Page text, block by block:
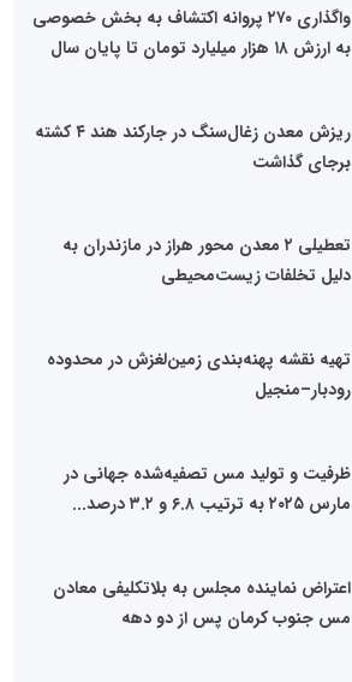
واگذاری ۲۷۰ پروانه اکتشاف به بخش خصوصی
به ارزش ۱۸ هزار میلیارد تومان تا پایان سال
ریزش معدن زغال‌سنگ در جارکند هند ۴ کشته
برجای گذاشت
تعطیلی ۲ معدن محور هراز در مازندران به
دلیل تخلفات زیست‌محیطی
تهیه نقشه پهنه‌بندی زمین‌لغزش در محدوده
رودبار–منجیل
ظرفیت و تولید مس تصفیه‌شده جهانی در
مارس ۲۰۲۵ به ترتیب ۶.۸ و ۳.۲ درصد...
اعتراض نماینده مجلس به بلاتکلیفی معادن
مس جنوب کرمان پس از دو دهه